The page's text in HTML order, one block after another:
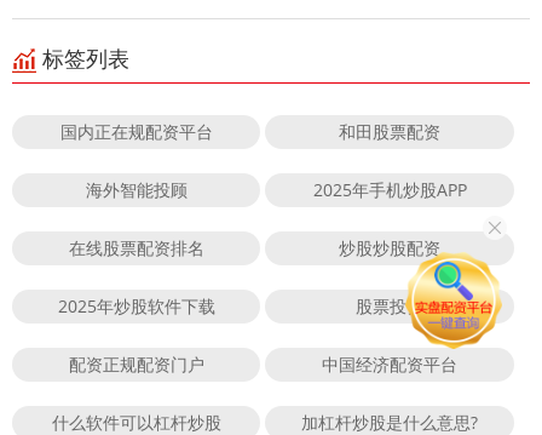
标签列表
国内正在规配资平台 和田股票配资
海外智能投顾 2025年手机炒股APP
在线股票配资排名 炒股炒股配资
2025年炒股软件下载 股票投资
配资正规配资门户 中国经济配资平台
什么软件可以杠杆炒股 加杠杆炒股是什么意思?